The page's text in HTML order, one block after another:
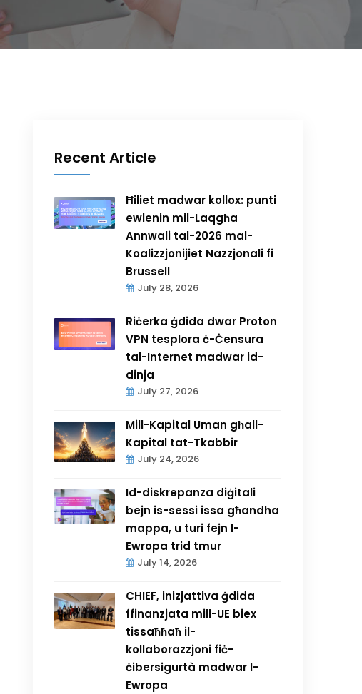
Recent Article
Ħiliet madwar kollox: punti
ewlenin mil-Laqgħa
Annwali tal-2026 mal-
Koalizzjonijiet Nazzjonali fi
Brussell
July 28, 2026
Riċerka ġdida dwar Proton
VPN tesplora ċ-Ċensura
tal-Internet madwar id-
dinja
July 27, 2026
Mill-Kapital Uman għall-
Kapital tat-Tkabbir
July 24, 2026
Id-diskrepanza diġitali
bejn is-sessi issa għandha
mappa, u turi fejn l-
Ewropa trid tmur
July 14, 2026
CHIEF, inizjattiva ġdida
ffinanzjata mill-UE biex
tissaħħaħ il-
kollaborazzjoni fiċ-
ċibersigurtà madwar l-
Ewropa